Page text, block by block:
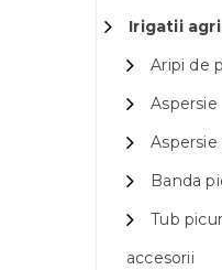
Irigatii
Aripi de
Aspersie
Banda
Tub
accesorii